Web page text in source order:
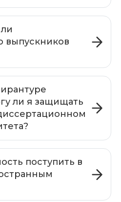
выпускников
ли я защищать
поступить в